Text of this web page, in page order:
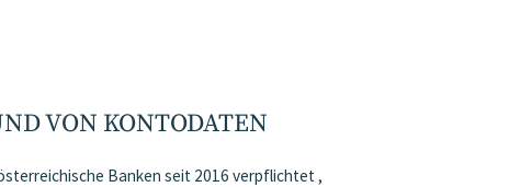
VON KONTODATEN
Banken seit 2016 verpflichtet ,